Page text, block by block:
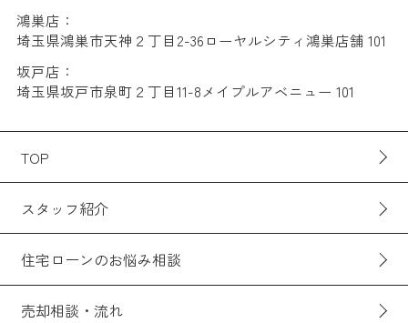
鴻巣店：
埼玉県鴻巣市天神２丁目2-36ローヤルシティ鴻巣店舗 101
坂戸店：
埼玉県坂戸市泉町２丁目11-8メイプルアベニュー 101
TOP
スタッフ紹介
住宅ローンのお悩み相談
売却相談・流れ